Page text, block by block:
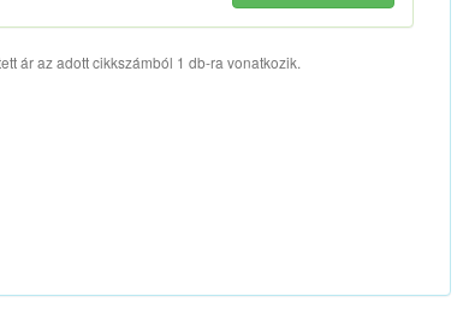
ár az adott cikkszámból 1 db-ra vonatkozik.